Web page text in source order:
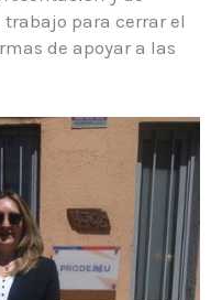
para cerrar el
de apoyar a las